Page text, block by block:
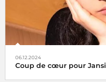
06.12.2024
Coup de cœur pour Jansi